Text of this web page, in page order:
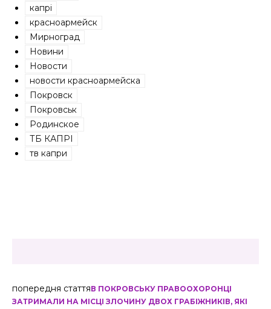
капрі
красноармейск
Мирноград
Новини
Новости
новости красноармейска
Покровск
Покровськ
Родинское
ТБ КАПРІ
тв капри
попередня статтяВ ПОКРОВСЬКУ ПРАВООХОРОНЦІ
ЗАТРИМАЛИ НА МІСЦІ ЗЛОЧИНУ ДВОХ ГРАБІЖНИКІВ, ЯКІ